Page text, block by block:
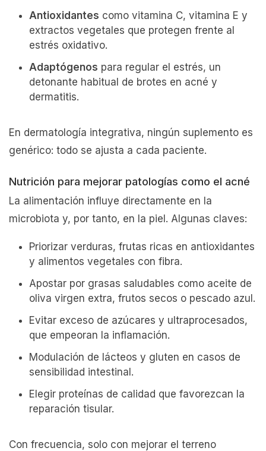
Antioxidantes como vitamina C, vitamina E y
extractos vegetales que protegen frente al
estrés oxidativo.
Adaptógenos para regular el estrés, un
detonante habitual de brotes en acné y
dermatitis.
En dermatología integrativa, ningún suplemento es
genérico: todo se ajusta a cada paciente.
Nutrición para mejorar patologías como el acné
La alimentación influye directamente en la
microbiota y, por tanto, en la piel. Algunas claves:
Priorizar verduras, frutas ricas en antioxidantes
y alimentos vegetales con fibra.
Apostar por grasas saludables como aceite de
oliva virgen extra, frutos secos o pescado azul.
Evitar exceso de azúcares y ultraprocesados,
que empeoran la inflamación.
Modulación de lácteos y gluten en casos de
sensibilidad intestinal.
Elegir proteínas de calidad que favorezcan la
reparación tisular.
Con frecuencia, solo con mejorar el terreno